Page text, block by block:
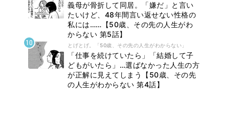
義母が骨折して同居。「嫌だ」と言い
たいけど、48年間言い返せない性格の
私には……【50歳、その先の人生がわ
からない 第5話】
とげとげ。「50歳、その先の人生がわからない」
「仕事を続けていたら」「結婚して子
どもがいたら」…選ばなかった人生の方
が正解に見えてしまう【50歳、その先
の人生がわからない 第4話】